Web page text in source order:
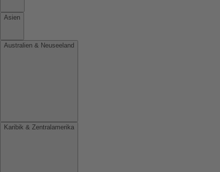
Asien
Australien & Neuseeland
Karibik & Zentralamerika